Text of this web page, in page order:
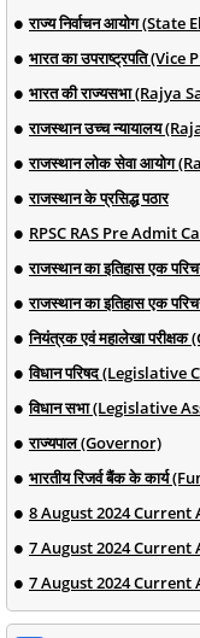
राज्य निर्वाचन आयोग
भारत का उपराष्ट्रपति
भारत की राज्यसभा (Rajya
राजस्थान उच्च न्यायालय
राजस्थान लोक सेवा आयोग
राजस्थान के प्रसिद्ध पठार
RPSC RAS Pre Admit
राजस्थान का इतिहास एक
राजस्थान का इतिहास एक
नियंत्रक एवं महालेखा परीक्षक
विधान परिषद (Legislative
विधान सभा (Legislative
राज्यपाल (Governor)
भारतीय रिजर्व बैंक के
8 August 2024 Current
7 August 2024
7 August 2024 Current